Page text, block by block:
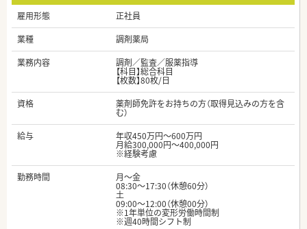
雇用形態
正社員
業種
調剤薬局
業務内容
調剤／監査／服薬指導
【科目】総合科目
【枚数】80枚/日
資格
薬剤師免許をお持ちの方（取得見込みの方を含
む）
給与
年収450万円～600万円
月給300,000円～400,000円
※経験考慮
勤務時間
月～金
08:30～17:30（休憩60分）
土
09:00～12:00（休憩00分）
※1年単位の変形労働時間制
※週40時間シフト制